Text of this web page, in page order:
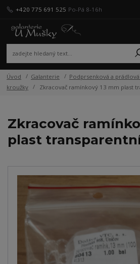
+420 775 691 525 Po-Pá 8-16h
Úvod Galanterie Podprsenková a
kroužky
Zkracovač ramínkový 13 mm plast
Zkracovač
plast